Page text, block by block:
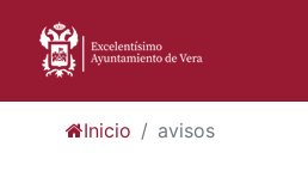
Inicio avisos